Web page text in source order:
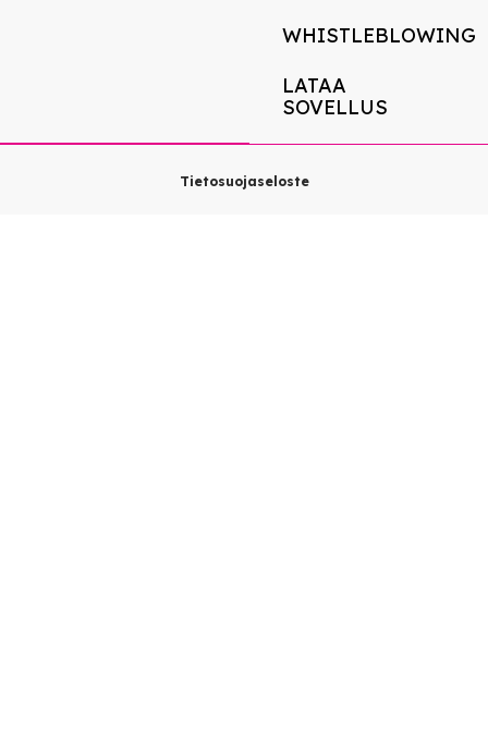
WHISTLEBLOWING
LATAA
SOVELLUS
Tietosuojaseloste